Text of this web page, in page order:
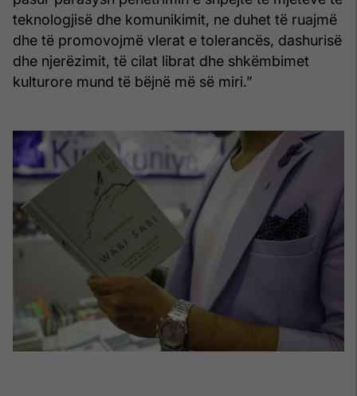
teknologjisë dhe komunikimit, ne duhet të ruajmë
dhe të promovojmë vlerat e tolerancës, dashurisë
dhe njerëzimit, të cilat librat dhe shkëmbimet
kulturore mund të bëjnë më së miri.”